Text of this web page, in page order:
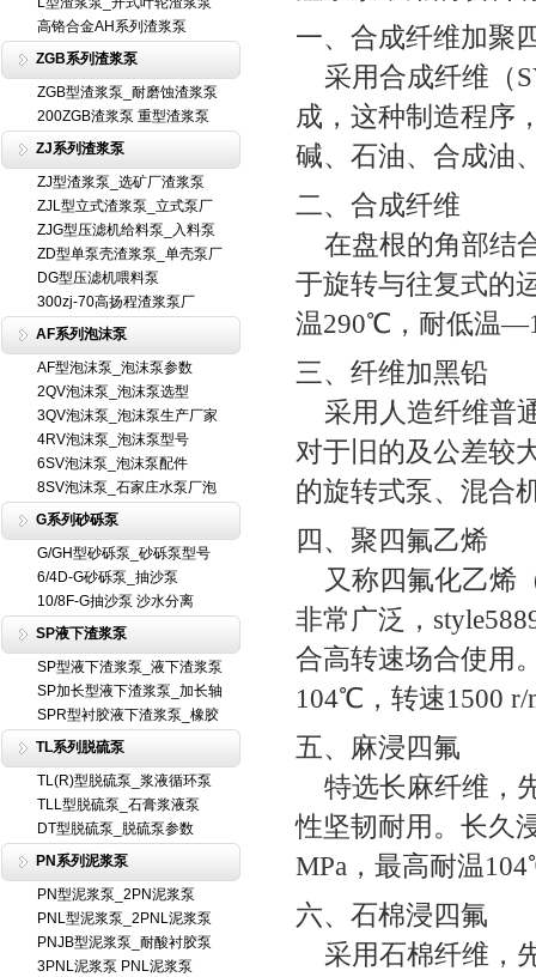
高铬合金AH系列渣浆泵
ZGB系列渣浆泵
ZGB型渣浆泵_耐磨蚀渣浆泵
200ZGB渣浆泵 重型渣浆泵
ZJ系列渣浆泵
ZJ型渣浆泵_选矿厂渣浆泵
ZJL型立式渣浆泵_立式泵厂
ZJG型压滤机给料泵_入料泵
ZD型单泵壳渣浆泵_单壳泵厂
DG型压滤机喂料泵
300zj-70高扬程渣浆泵厂
AF系列泡沫泵
AF型泡沫泵_泡沫泵参数
2QV泡沫泵_泡沫泵选型
3QV泡沫泵_泡沫泵生产厂家
4RV泡沫泵_泡沫泵型号
6SV泡沫泵_泡沫泵配件
8SV泡沫泵_石家庄水泵厂泡
G系列砂砾泵
G/GH型砂砾泵_砂砾泵型号
6/4D-G砂砾泵_抽沙泵
10/8F-G抽沙泵 沙水分离
SP液下渣浆泵
SP型液下渣浆泵_液下渣浆泵
SP加长型液下渣浆泵_加长轴
SPR型衬胶液下渣浆泵_橡胶
TL系列脱硫泵
TL(R)型脱硫泵_浆液循环泵
TLL型脱硫泵_石膏浆液泵
DT型脱硫泵_脱硫泵参数
PN系列泥浆泵
PN型泥浆泵_2PN泥浆泵
PNL型泥浆泵_2PNL泥浆泵
PNJB型泥浆泵_耐酸衬胶泵
3PNL泥浆泵 PNL泥浆泵
一、合成纤维加聚
采用合成纤维（
成，这种制造程序
碱、石油、合成油
二、合成纤维
在盘根的角部结
于旋转与往复式的
温290℃，耐低温
三、纤维加黑铅
采用人造纤维普
对于旧的及公差较
的旋转式泵、混合
四、聚四氟乙烯
又称四氟化乙烯
非常广泛，
合高转速场合使用
104℃，转速1500 r/
五、麻浸四氟
特选长麻纤维，
性坚韧耐用。长久
MPa，最高耐温
六、石棉浸四氟
采用石棉纤维，